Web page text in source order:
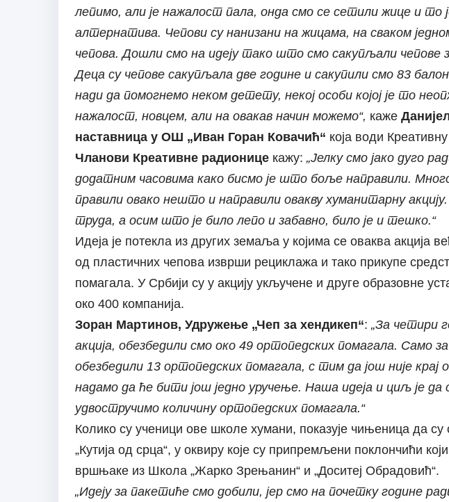
лепимо, али је нажалост пала, онда смо се сетили жице и то
алтернатива. Чепови су нанизани на жицама, на сваком
чепова. Дошли смо на идеју тако што смо сакупљали чепове за
Деца су чепове сакупљала две године и сакупили смо 83
нади да помогнемо неком детету, некој особи којој је то
нажалост, новцем, али на овакав начин можемо“, каже
наставница у ОШ „Иван Горан Ковачић“ која води
Чланови Креативне радионице кажу: „Јелку смо јако дуго
додатним часовима како бисмо је што боље направили.
правили овако нешто и направили овакву хуманитарну
труда, а осим што је било лепо и забавно, било је и тешко.“
Идеја је потекла из других земаља у којима се оваква акција
од пластичних чепова изврши рециклажа и тако прикупе
помагала. У Србији су у акцију укључене и друге образовне
око 400 компанија.
Зоран Мартинов, Удружење „Чеп за хендикеп“: „За четири
акција, обезбедили смо око 49 ортопедских помагала. Само
обезбедили 13 ортопедских помагала, с тим да још није крај
надамо да ће бити још једно уручење. Наша идеја и циљ је да
удвостручимо количину ортопедских помагала.“
Колико су ученици ове школе хумани, показује чињеница да су
„Кутија од срца“, у оквиру које су припремљени поклончићи
вршњаке из Школа „Жарко Зрењанин“ и „Доситеј Обрадовић“.
„Идеју за пакетиће смо добили, јер смо на почетку године